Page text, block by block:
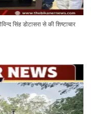
सिंह डोटासरा से की शिष्टाचार